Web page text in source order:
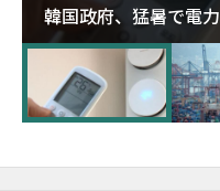
韓国政府、猛暑で電
に需給対応体制を点検